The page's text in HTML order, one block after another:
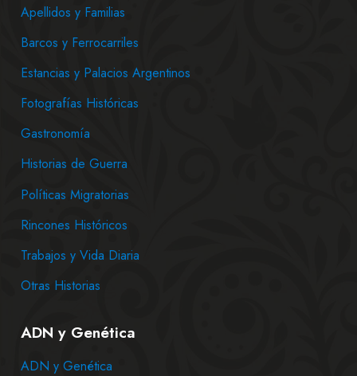
Apellidos y Familias
Barcos y Ferrocarriles
Estancias y Palacios Argentinos
Fotografías Históricas
Gastronomía
Historias de Guerra
Políticas Migratorias
Rincones Históricos
Trabajos y Vida Diaria
Otras Historias
ADN y Genética
ADN y Genética